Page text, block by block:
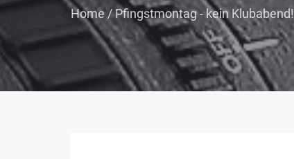
Home/Pfingstmontag - kein Klubabend!